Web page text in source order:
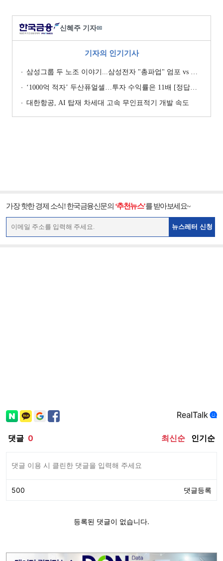
신혜주 기자✉
기자의 인기기사
삼성그룹 두 노조 이야기...삼성전자 "총파업" 엄포 vs 삼성重 '노사 원팀' 자처
‘1000억 적자’ 두산퓨얼셀…투자 수익률은 11배 [정답은 TSR]
대한항공, AI 탑재 차세대 고속 무인표적기 개발 속도
가장 핫한 경제 소식! 한국금융신문의 ‘추천뉴스’를 받아보세요~
뉴스레터 신청